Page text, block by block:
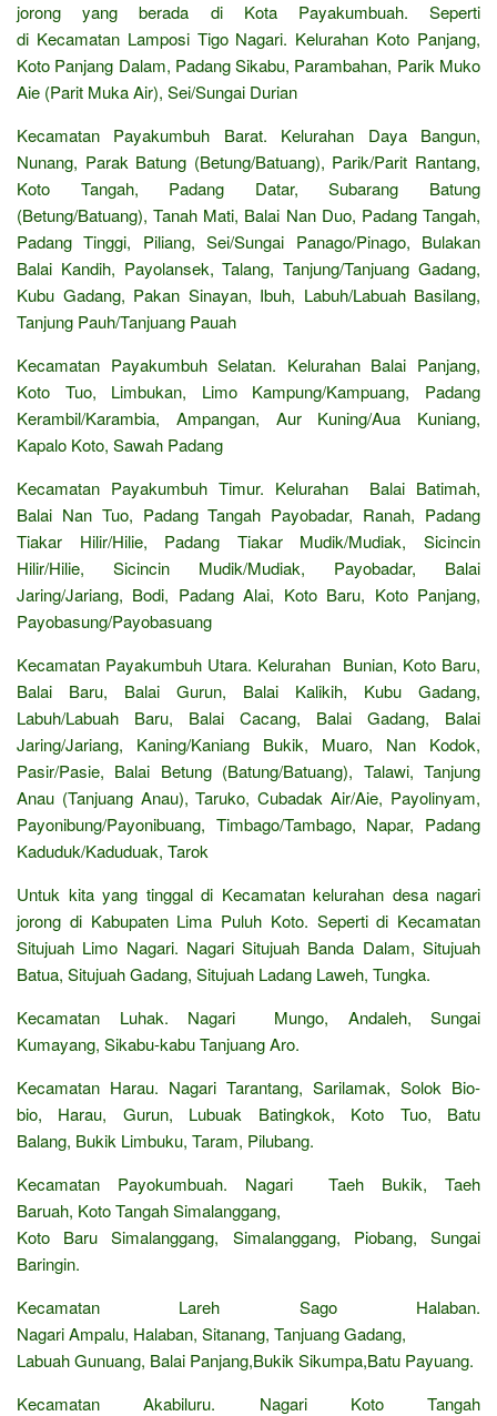
jorong yang berada di Kota Payakumbuah. Seperti
di Kecamatan Lamposi Tigo Nagari. Kelurahan Koto Panjang,
Koto Panjang Dalam, Padang Sikabu, Parambahan, Parik Muko
Aie (Parit Muka Air), Sei/Sungai Durian
Kecamatan Payakumbuh Barat. Kelurahan Daya Bangun,
Nunang, Parak Batung (Betung/Batuang), Parik/Parit Rantang,
Koto Tangah, Padang Datar, Subarang Batung
(Betung/Batuang), Tanah Mati, Balai Nan Duo, Padang Tangah,
Padang Tinggi, Piliang, Sei/Sungai Panago/Pinago, Bulakan
Balai Kandih, Payolansek, Talang, Tanjung/Tanjuang Gadang,
Kubu Gadang, Pakan Sinayan, Ibuh, Labuh/Labuah Basilang,
Tanjung Pauh/Tanjuang Pauah
Kecamatan Payakumbuh Selatan. Kelurahan Balai Panjang,
Koto Tuo, Limbukan, Limo Kampung/Kampuang, Padang
Kerambil/Karambia, Ampangan, Aur Kuning/Aua Kuniang,
Kapalo Koto, Sawah Padang
Kecamatan Payakumbuh Timur. Kelurahan Balai Batimah,
Balai Nan Tuo, Padang Tangah Payobadar, Ranah, Padang
Tiakar Hilir/Hilie, Padang Tiakar Mudik/Mudiak, Sicincin
Hilir/Hilie, Sicincin Mudik/Mudiak, Payobadar, Balai
Jaring/Jariang, Bodi, Padang Alai, Koto Baru, Koto Panjang,
Payobasung/Payobasuang
Kecamatan Payakumbuh Utara. Kelurahan Bunian, Koto Baru,
Balai Baru, Balai Gurun, Balai Kalikih, Kubu Gadang,
Labuh/Labuah Baru, Balai Cacang, Balai Gadang, Balai
Jaring/Jariang, Kaning/Kaniang Bukik, Muaro, Nan Kodok,
Pasir/Pasie, Balai Betung (Batung/Batuang), Talawi, Tanjung
Anau (Tanjuang Anau), Taruko, Cubadak Air/Aie, Payolinyam,
Payonibung/Payonibuang, Timbago/Tambago, Napar, Padang
Kaduduk/Kaduduak, Tarok
Untuk kita yang tinggal di Kecamatan kelurahan desa nagari
jorong di Kabupaten Lima Puluh Koto. Seperti di Kecamatan
Situjuah Limo Nagari. Nagari Situjuah Banda Dalam, Situjuah
Batua, Situjuah Gadang, Situjuah Ladang Laweh, Tungka.
Kecamatan Luhak. Nagari Mungo, Andaleh, Sungai
Kumayang, Sikabu-kabu Tanjuang Aro.
Kecamatan Harau. Nagari Tarantang, Sarilamak, Solok Bio-
bio, Harau, Gurun, Lubuak Batingkok, Koto Tuo, Batu
Balang, Bukik Limbuku, Taram, Pilubang.
Kecamatan Payokumbuah. Nagari Taeh Bukik, Taeh
Baruah, Koto Tangah Simalanggang,
Koto Baru Simalanggang, Simalanggang, Piobang, Sungai
Baringin.
Kecamatan Lareh Sago Halaban.
Nagari Ampalu, Halaban, Sitanang, Tanjuang Gadang,
Labuah Gunuang, Balai Panjang,Bukik Sikumpa,Batu Payuang.
Kecamatan Akabiluru. Nagari Koto Tangah